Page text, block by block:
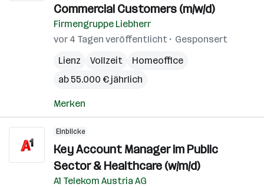
Commercial Customers (m/w/d)
Firmengruppe Liebherr
vor 4 Tagen veröffentlicht
Gesponsert
Lienz
Vollzeit
Homeoffice
ab 55.000 € jährlich
Merken
Einblicke
Key Account Manager im Public
Sector & Healthcare (w/m/d)
A1 Telekom Austria AG